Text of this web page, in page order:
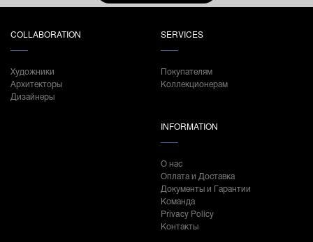
COLLABORATION
Художники
Архитекторы
Дизайнеры
SERVICES
Покупателям
Коллекционерам
INFORMATION
О нас
Оплата и Доставка
Документы и Гарантии
Команда
Privacy Policy
Контакты